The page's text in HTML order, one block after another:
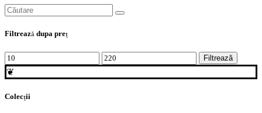
Search
for:
Filtrează dupa preţ
Preț
minim
Preț
maxim
Filtrează
❦
Colecții